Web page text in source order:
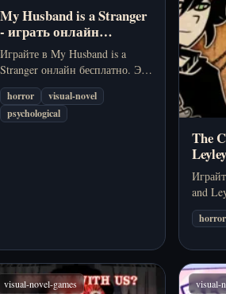
My Husband is a Stranger
- играть онлайн
бесплатно
Играйте в My Husband is a
Stranger онлайн бесплатно. Это
психологическая визуальная
новелла о пропавшем муже,
сломанной памяти и
horror
visual-novel
psychological
The
and
horror
visual-novel-games visual-